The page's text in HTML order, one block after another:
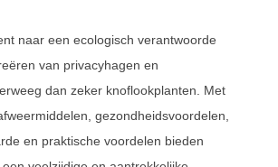
naar een ecologisch verantwoorde
van privacyhagen en
dan zeker knoflookplanten. Met
gezondheidsvoordelen,
en praktische voordelen bieden